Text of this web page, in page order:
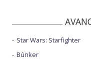
Star Wars: Starfighter
Búnker